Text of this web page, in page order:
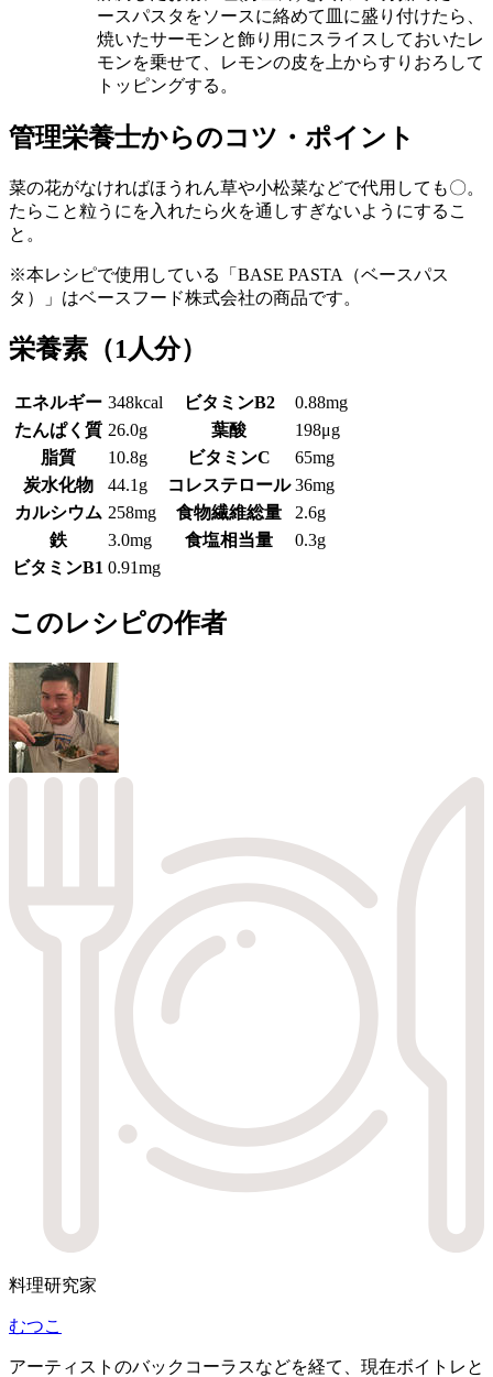
ースパスタをソースに絡めて皿に盛り付けたら、
焼いたサーモンと飾り用にスライスしておいたレ
モンを乗せて、レモンの皮を上からすりおろして
トッピングする。
管理栄養士からのコツ・ポイント
菜の花がなければほうれん草や小松菜などで代用しても〇。
たらこと粒うにを入れたら火を通しすぎないようにするこ
と。
※本レシピで使用している「BASE PASTA（ベースパス
タ）」はベースフード株式会社の商品です。
栄養素 （1人分）
エネルギー 348kcal ビタミンB2
0.88mg
たんぱく質 26.0g 葉酸
198μg
脂質
10.8g ビタミンC
65mg
炭水化物
44.1g コレステロール 36mg
カルシウム 258mg 食物繊維総量
2.6g
鉄
3.0mg 食塩相当量
0.3g
ビタミンB1 0.91mg
このレシピの作者
料理研究家
むつこ
アーティストのバックコーラスなどを経て、現在ボイトレと